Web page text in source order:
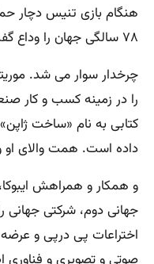
۷۸ سالگی جهان را وداع گفت صندلی
چرخدار سوار می شد.
را در زمینه کسب و کار
کتابی به نام «ساخت
داده است. همت والای
و همکار و همراهش
جهانی دوم، شرکتی جهانی
اختراعات پی درپی و